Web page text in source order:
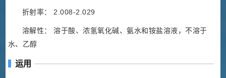
折射率： 2.008-2.029
溶解性： 溶于酸、浓氢氧化碱、氨水和铵盐溶液，不溶于
水、乙醇
运用